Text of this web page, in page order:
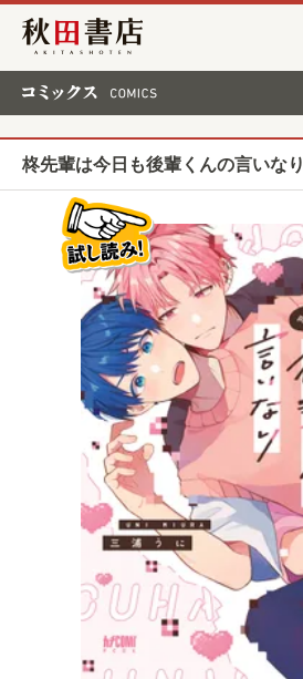
秋田書店
柊先輩は今日も後輩くんの言いなり